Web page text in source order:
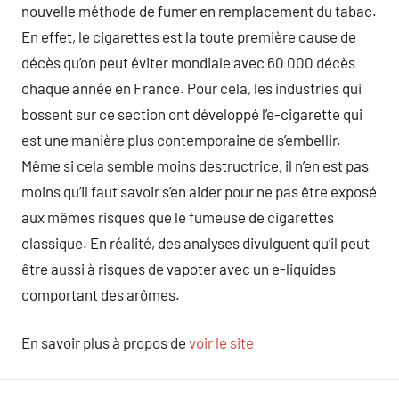
nouvelle méthode de fumer en remplacement du tabac.
En effet, le cigarettes est la toute première cause de
décès qu’on peut éviter mondiale avec 60 000 décès
chaque année en France. Pour cela, les industries qui
bossent sur ce section ont développé l’e-cigarette qui
est une manière plus contemporaine de s’embellir.
Même si cela semble moins destructrice, il n’en est pas
moins qu’il faut savoir s’en aider pour ne pas être exposé
aux mêmes risques que le fumeuse de cigarettes
classique. En réalité, des analyses divulguent qu’il peut
être aussi à risques de vapoter avec un e-liquides
comportant des arômes.
En savoir plus à propos de voir le site